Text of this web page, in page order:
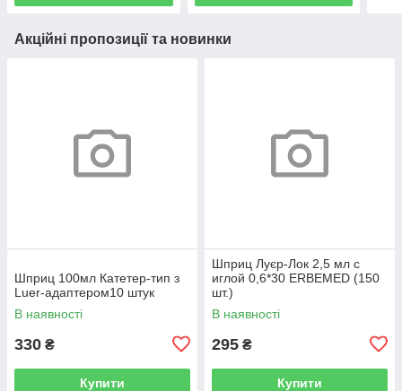
Акційні пропозиції та новинки
Шприц 100мл Катетер-тип з
Luer-адаптером10 штук
В наявності
330 ₴
Купити
Шприц Луєр-Лок 2,5 мл с
иглой 0,6*30 ERBEMED (150
шт.)
В наявності
295 ₴
Купити